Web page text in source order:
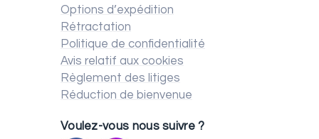
Options d’expédition
Rétractation
Politique de confidentialité
Avis relatif aux cookies
Règlement des litiges
Réduction de bienvenue
Voulez-vous nous suivre ?